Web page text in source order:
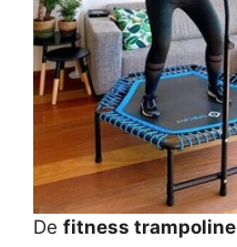
De fitness trampoline